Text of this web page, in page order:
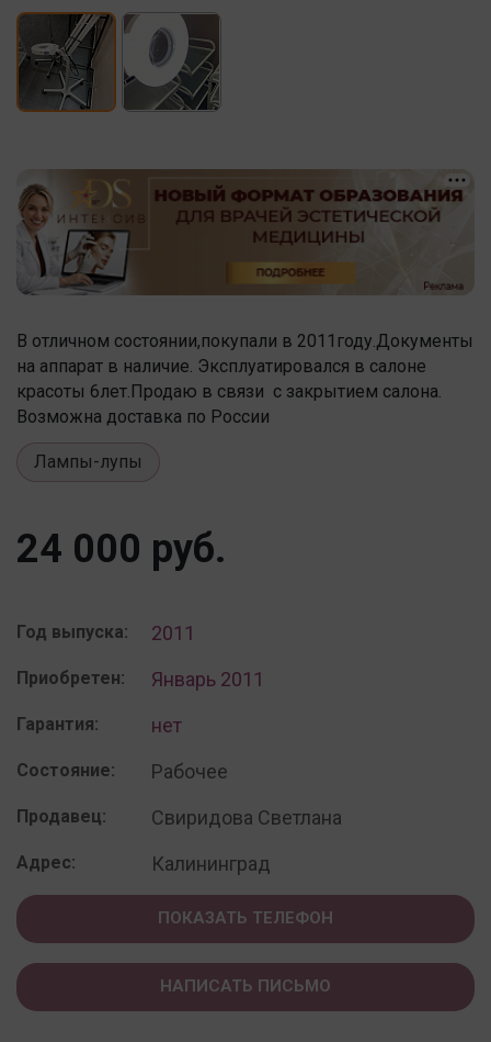
В отличном состоянии,покупали в 2011году.Документы
на аппарат в наличие. Эксплуатировался в салоне
красоты 6лет.Продаю в связи с закрытием салона.
Возможна доставка по России
Лампы-лупы
24 000 руб.
Год выпуска: 2011
Приобретен: Январь 2011
Гарантия: нет
Состояние: Рабочее
Продавец: Свиридова Светлана
Адрес: Калининград
ПОКАЗАТЬ ТЕЛЕФОН
НАПИСАТЬ ПИСЬМО